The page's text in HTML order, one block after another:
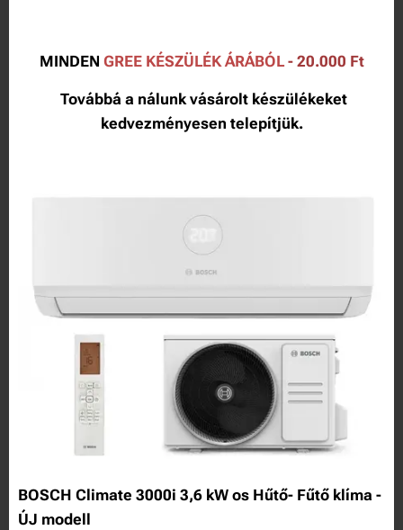
MINDEN GREE KÉSZÜLÉK ÁRÁBÓL - 20.000 Ft
Továbbá a nálunk vásárolt készülékeket
kedvezményesen telepítjük.
BOSCH Climate 3000i 3,6 kW os Hűtő- Fűtő klíma -
ÚJ modell